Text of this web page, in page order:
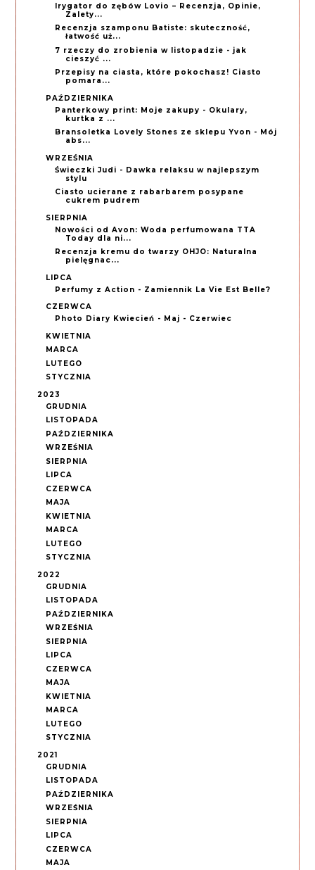
Irygator do zębów Lovio – Recenzja, Opinie,
Zalety...
Recenzja szamponu Batiste: skuteczność,
łatwość uż...
7 rzeczy do zrobienia w listopadzie - jak
cieszyć ...
Przepisy na ciasta, które pokochasz! Ciasto
pomara...
PAŹDZIERNIKA
Panterkowy print: Moje zakupy - Okulary,
kurtka z ...
Bransoletka Lovely Stones ze sklepu Yvon - Mój
abs...
WRZEŚNIA
Świeczki Judi - Dawka relaksu w najlepszym
stylu
Ciasto ucierane z rabarbarem posypane
cukrem pudrem
SIERPNIA
Nowości od Avon: Woda perfumowana TTA
Today dla ni...
Recenzja kremu do twarzy OHJO: Naturalna
pielęgnac...
LIPCA
Perfumy z Action - Zamiennik La Vie Est Belle?
CZERWCA
Photo Diary Kwiecień - Maj - Czerwiec
KWIETNIA
MARCA
LUTEGO
STYCZNIA
2023
GRUDNIA
LISTOPADA
PAŹDZIERNIKA
WRZEŚNIA
SIERPNIA
LIPCA
CZERWCA
MAJA
KWIETNIA
MARCA
LUTEGO
STYCZNIA
2022
GRUDNIA
LISTOPADA
PAŹDZIERNIKA
WRZEŚNIA
SIERPNIA
LIPCA
CZERWCA
MAJA
KWIETNIA
MARCA
LUTEGO
STYCZNIA
2021
GRUDNIA
LISTOPADA
PAŹDZIERNIKA
WRZEŚNIA
SIERPNIA
LIPCA
CZERWCA
MAJA